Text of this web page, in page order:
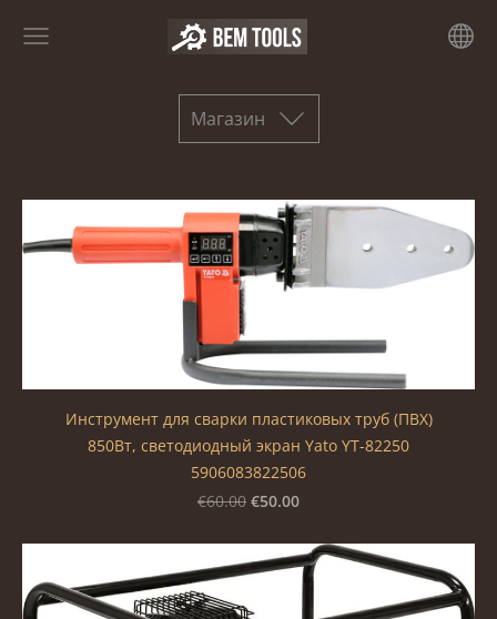
Магазин
Инструмент для сварки пластиковых труб (ПВХ)
850Вт, светодиодный экран Yato YT-82250
5906083822506
€60.00 €50.00